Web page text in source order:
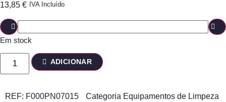
13,85 € IVA Incluído
Em stock
ADICIONAR
REF: F000PN07015 Categoria Equipamentos de Limpeza